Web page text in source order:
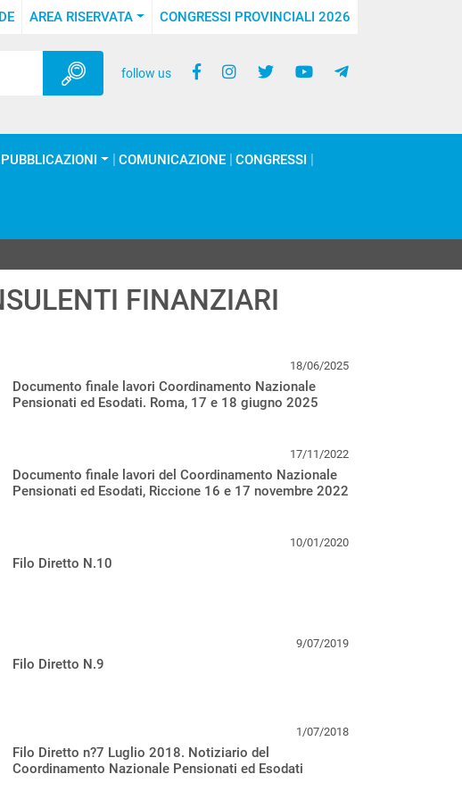
AREA RISERVATA CONGRESSI PROVINCIALI 2026
follow us
PUBBLICAZIONI COMUNICAZIONE CONGRESSI
FINANZIARI
18/06/2025
Documento finale lavori Coordinamento Nazionale
Pensionati ed Esodati. Roma, 17 e 18 giugno 2025
17/11/2022
Documento finale lavori del Coordinamento Nazionale
Pensionati ed Esodati, Riccione 16 e 17 novembre 2022
10/01/2020
Filo Diretto N.10
9/07/2019
Filo Diretto N.9
1/07/2018
Filo Diretto n?7 Luglio 2018. Notiziario del
Coordinamento Nazionale Pensionati ed Esodati